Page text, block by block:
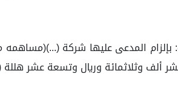
بإلزام المدعى عليها شركة
وريال وتسعة عشر هللة (١٣.٣٠١.١٩)؛ لما هو موضح بالأسباب، وصلى الله وسلم على نبينا